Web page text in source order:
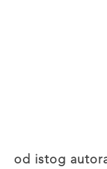
od istog